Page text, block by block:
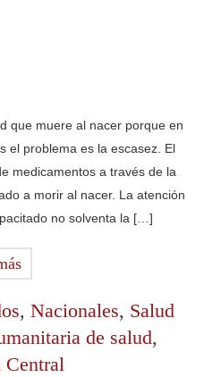
que muere al nacer porque en
el problema es la escasez. El
medicamentos a través de la
a morir al nacer. La atención
no solventa la […]
, Nacionales, Salud
de salud,
Central